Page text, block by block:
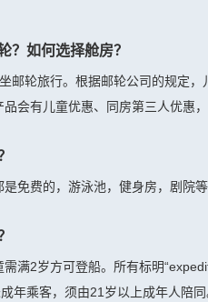
？如何选择舱房？
邮轮旅行。根据邮轮公司的规定
会有儿童优惠、同房第三人优惠
免费的，游泳池，健身房，剧院
满2岁方可登船。所有标明
年乘客，须由21岁以上成年人陪